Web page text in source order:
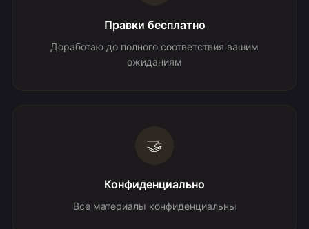
Правки бесплатно
Доработаю до полного соответствия вашим
ожиданиям
🤝
Конфиденциально
Все материалы конфиденциальны